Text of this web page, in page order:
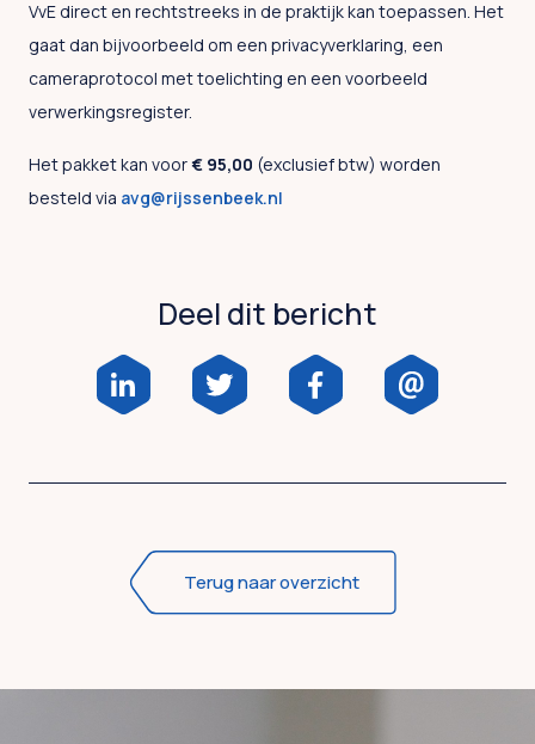
VvE direct en rechtstreeks in de praktijk kan toepassen. Het
gaat dan bijvoorbeeld om een privacyverklaring, een
cameraprotocol met toelichting en een voorbeeld
verwerkingsregister.
Het pakket kan voor€ 95,00 (exclusief btw) worden
besteld via avg@rijssenbeek.nl
Deel dit bericht
Terug naar overzicht